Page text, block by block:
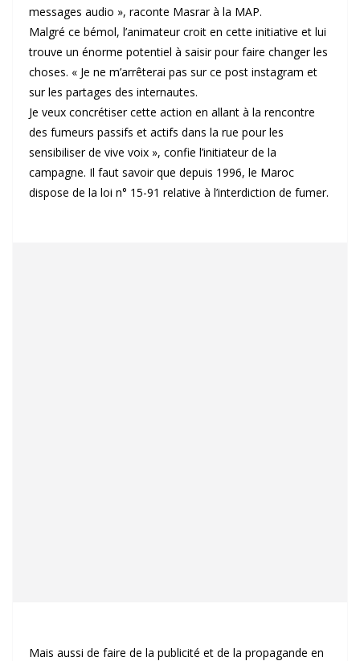
messages audio », raconte Masrar à la MAP.
Malgré ce bémol, l’animateur croit en cette initiative et lui
trouve un énorme potentiel à saisir pour faire changer les
choses. « Je ne m’arrêterai pas sur ce post instagram et
sur les partages des internautes.
Je veux concrétiser cette action en allant à la rencontre
des fumeurs passifs et actifs dans la rue pour les
sensibiliser de vive voix », confie l’initiateur de la
campagne. Il faut savoir que depuis 1996, le Maroc
dispose de la loi n° 15-91 relative à l’interdiction de fumer.
Mais aussi de faire de la publicité et de la propagande en